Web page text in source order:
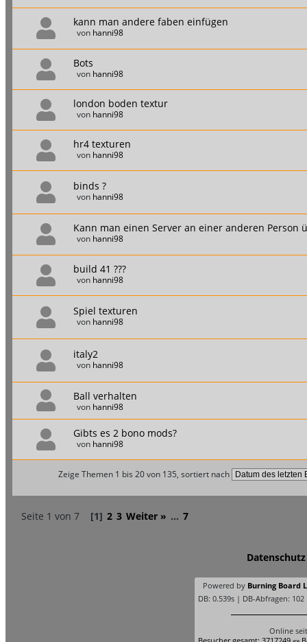
kann man andere faben einfügen
von hanni98
Bots
von hanni98
london boden textur
von hanni98
hr4 texturen
von hanni98
binds ?
von hanni98
Kann man einen Server an einer anderen Person
von hanni98
build 41 ???
von hanni98
Spiel texturen
von hanni98
italy2
von hanni98
Ball verhalten
von hanni98
Gibts es 2 bono mods?
von hanni98
Zeige Themen 1 bis 20 von 135, sortiert nach
Seite 1 von 7 [1] 2 3 Weiter » ... 7
Datenschutz
Powered by Burning Board
DB: 0.539s | DB-Abfragen:
Online